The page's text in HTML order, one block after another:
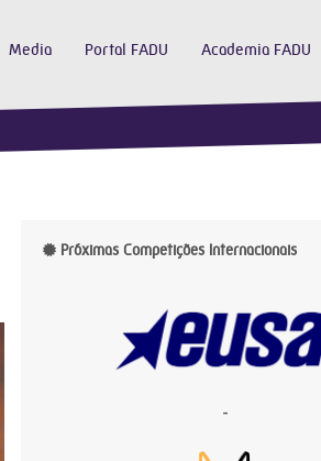
Media Portal FADU Academia FADU
Próximas Competições Internacionais
-